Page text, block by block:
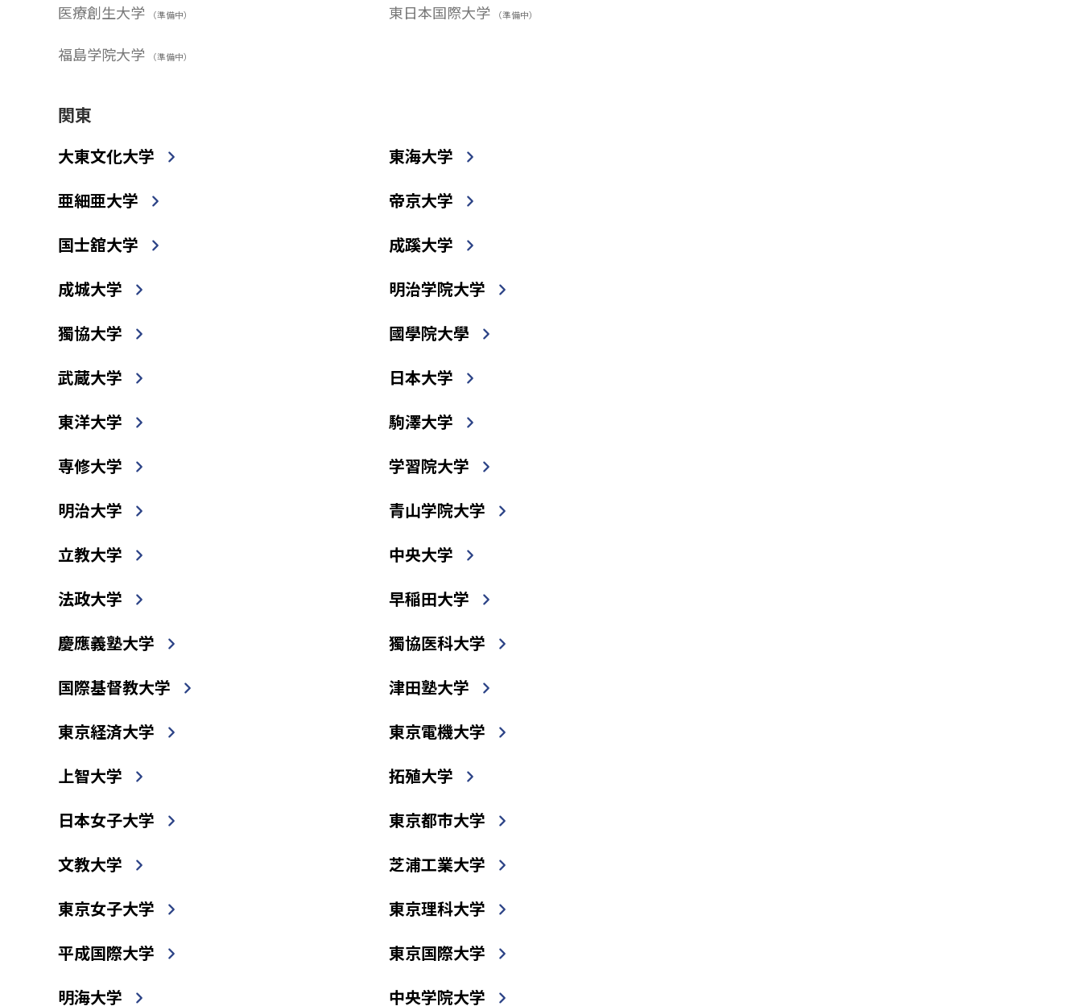
医療創生大学 （準備中） 東日本国際大学 （準備中）
福島学院大学 （準備中）
関東
大東文化大学
東海大学
亜細亜大学
帝京大学
国士舘大学
成蹊大学
成城大学
明治学院大学
獨協大学
國學院大學
武蔵大学
日本大学
東洋大学
駒澤大学
専修大学
学習院大学
明治大学
青山学院大学
立教大学
中央大学
法政大学
早稲田大学
慶應義塾大学
獨協医科大学
国際基督教大学
津田塾大学
東京経済大学
東京電機大学
上智大学
拓殖大学
日本女子大学
東京都市大学
文教大学
芝浦工業大学
東京女子大学
東京理科大学
平成国際大学
東京国際大学
明海大学
中央学院大学